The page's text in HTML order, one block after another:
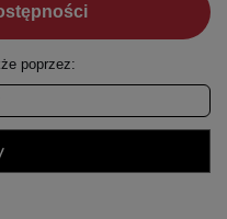
poprzez: